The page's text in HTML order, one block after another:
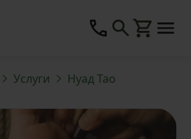
Услуги Нуад Тао